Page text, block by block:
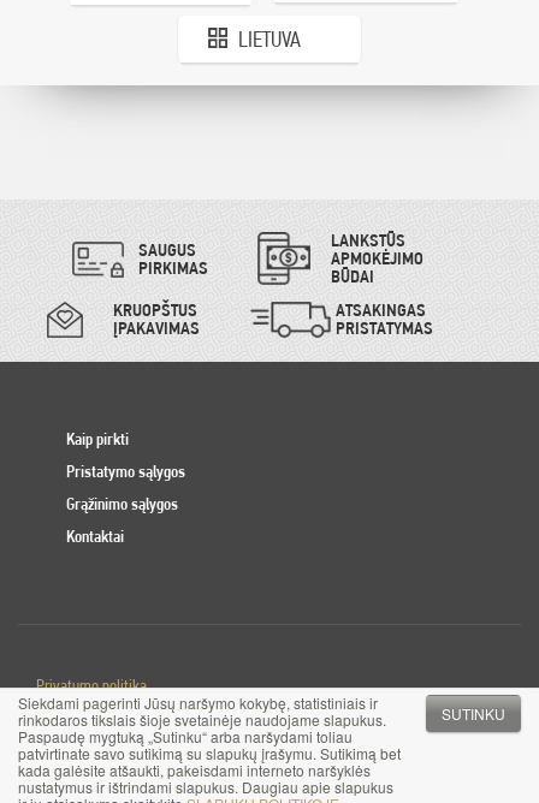
Siekdami pagerinti Jūsų naršymo kokybę, statistiniais ir
rinkodaros tikslais šioje svetainėje naudojame slapukus.
Paspaudę mygtuką „Sutinku“ arba naršydami toliau
patvirtinate savo sutikimą su slapukų įrašymu. Sutikimą bet
kada galėsite atšaukti, pakeisdami interneto naršyklės
nustatymus ir ištrindami slapukus. Daugiau apie slapukus
SUTINKU
LIETUVA
SAUGUS
PIRKIMAS
LANKSTŪS
APMOKĖJIMO
BŪDAI
KRUOPŠTUS
ĮPAKAVIMAS
ATSAKINGAS
PRISTATYMAS
Kaip pirkti
Pristatymo sąlygos
Grąžinimo sąlygos
Kontaktai
Privatumo politika
Slapuku politika
© 2017 MB Pinigai.lt. Visos teisės saugomos